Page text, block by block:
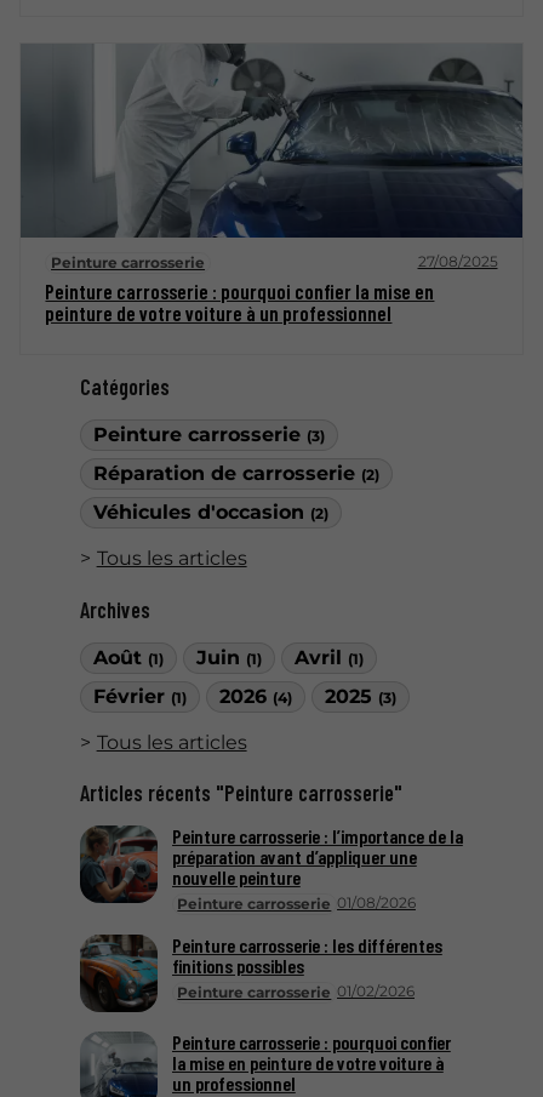
Catégories
Peinture carrosserie (3)
Réparation de carrosserie (2)
Véhicules d'occasion (2)
Tous les articles
Archives
Août (1) Juin (1) Avril (1)
Février (1) 2026 (4) 2025 (3)
Tous les articles
Articles récents "Peinture carrosserie"
Peinture carrosserie 01/08/2026
Peinture carrosserie : l’importance de la
préparation avant d’appliquer une
nouvelle peinture
Peinture carrosserie 01/02/2026
Peinture carrosserie : les différentes
finitions possibles
Peinture carrosserie : pourquoi confier
la mise en peinture de votre voiture à
un professionnel
Peinture carrosserie 27/08/2025
Peinture carrosserie : pourquoi confier la mise en
peinture de votre voiture à un professionnel